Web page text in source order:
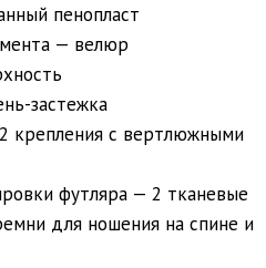
пенопласт
— велюр
застежка
крепления с вертлюжными
футляра — 2 тканевые
для ношения на спине и